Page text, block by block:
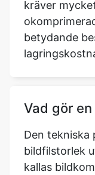
Vad gör en
bildfilstorlek
att den
utseende och
betydligt